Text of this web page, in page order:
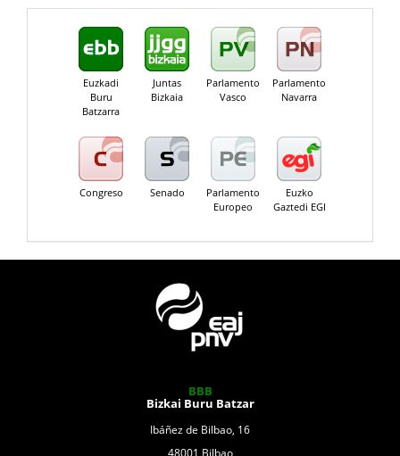
Euzkadi
Buru
Batzarra
Juntas
Bizkaia
Parlamento
Vasco
Parlamento
Navarra
Congreso Senado
Parlamento
Europeo
Euzko
Gaztedi EGI
BBB
Bizkai Buru Batzar
Ibáñez de Bilbao, 16